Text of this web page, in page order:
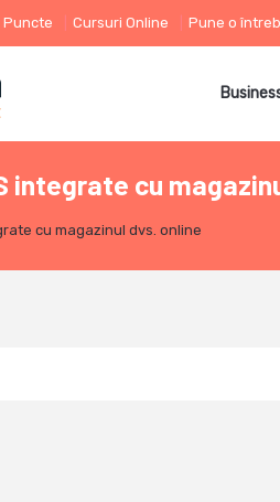
Puncte Cursuri Online Pune o
integrate cu
cu magazinul dvs. online